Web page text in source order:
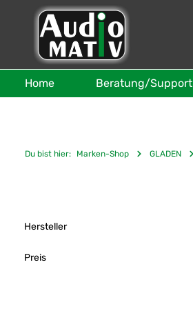
Hauptinhalt springen
Zur Suche springen
Zur Hauptnavigation springen
Home Beratung/Support
Du bist hier: Marken-Shop GLADEN
Hersteller
Preis